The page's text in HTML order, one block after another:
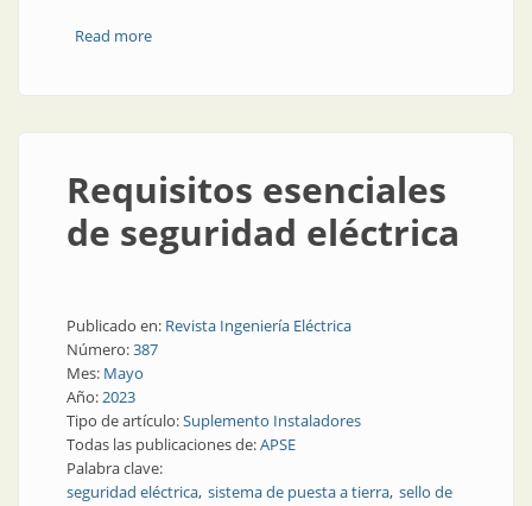
Read moreabout Descargadores de sobretensión
Requisitos esenciales
de seguridad eléctrica
Publicado en: Revista Ingeniería Eléctrica
Número:387
Mes: Mayo
Año:2023
Tipo de artículo:Suplemento Instaladores
Todas las publicaciones de:APSE
Palabra clave:
seguridad eléctrica sistema de puesta a tierra sello de